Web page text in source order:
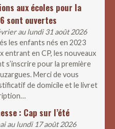
aux écoles pour la
sont ouvertes
au lundi 31 août 2026
les enfants nés en 2023
en CP, les nouveaux
s’inscrire pour la première
Merci de vous
de domicile et le livret
: Cap sur l’été
au lundi 17 août 2026